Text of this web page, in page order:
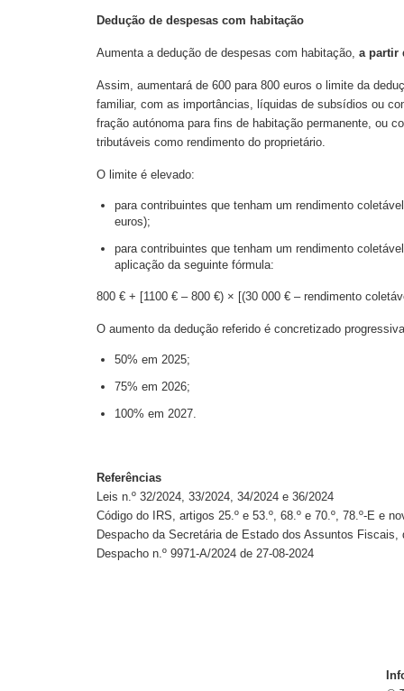
Dedução de despesas com habitação
Aumenta a dedução de despesas com habitação, a partir
Assim, aumentará de 600 para 800 euros o limite da
familiar, com as importâncias, líquidas de subsídios ou
fração autónoma para fins de habitação permanente, ou
tributáveis como rendimento do proprietário.
O limite é elevado:
para contribuintes que tenham um rendimento
euros);
para contribuintes que tenham um rendimento
aplicação da seguinte fórmula:
800 € + [1100 € – 800 €) × [(30 000 € – rendimento
O aumento da dedução referido é concretizado
50% em 2025;
75% em 2026;
100% em 2027.
Referências
Leis n.º 32/2024, 33/2024, 34/2024 e 36/2024
Código do IRS, artigos 25.º e 53.º, 68.º e 70.º, 78.º-E e
Despacho da Secretária de Estado dos Assuntos Fiscais,
Despacho n.º 9971-A/2024 de 27-08-2024